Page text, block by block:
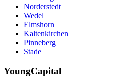
Norderstedt
Wedel
Elmshorn
Kaltenkirchen
Pinneberg
Stade
YoungCapital